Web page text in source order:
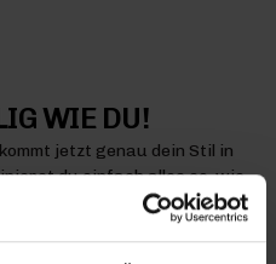
WIE DU!
jetzt genau dein Stil in
du einfach alles so, wie